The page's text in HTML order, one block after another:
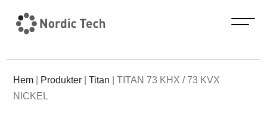
Hem| Produkter| Titan
TITAN 73 KHX / 73 KVX
NICKEL